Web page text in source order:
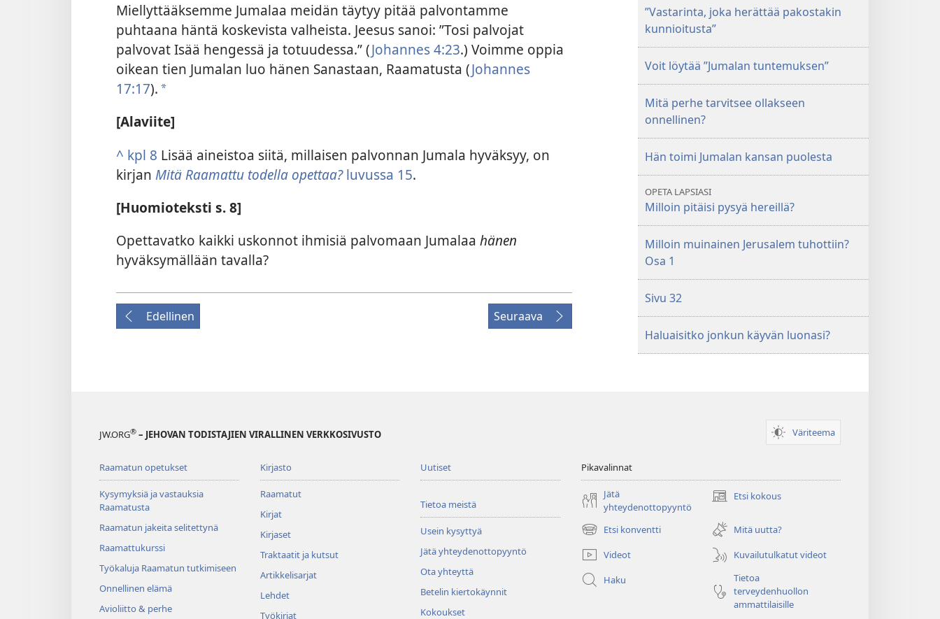
Miellyttääksemme Jumalaa meidän täytyy pitää palvontamme
puhtaana häntä koskevista valheista. Jeesus sanoi: ”Tosi palvojat
palvovat Isää hengessä ja totuudessa.” (Johannes 4:23.) Voimme oppia
oikean tien Jumalan luo hänen Sanastaan, Raamatusta (Johannes
17:17). *
[Alaviite]
^ kpl 8 Lisää aineistoa siitä, millaisen palvonnan Jumala hyväksyy, on
kirjan Mitä Raamattu todella opettaa?luvussa 15.
[Huomioteksti s. 8]
Opettavatko kaikki uskonnot ihmisiä palvomaan Jumalaa hänen
hyväksymällään tavalla?
Edellinen Seuraava
”Vastarinta, joka herättää pakostakin
kunnioitusta”
Voit löytää ”Jumalan tuntemuksen”
Mitä perhe tarvitsee ollakseen
onnellinen?
Hän toimi Jumalan kansan puolesta
OPETA LAPSIASI
Milloin pitäisi pysyä hereillä?
Milloin muinainen Jerusalem tuhottiin?
Osa 1
Sivu 32
Haluaisitko jonkun käyvän luonasi?
JW.ORG® – JEHOVAN TODISTAJIEN VIRALLINEN VERKKOSIVUSTO Väriteema
Raamatun opetukset
Kysymyksiä ja vastauksia
Raamatusta
Raamatun jakeita selitettynä
Raamattukurssi
Työkaluja Raamatun tutkimiseen
Onnellinen elämä
Avioliitto & perhe
Kirjasto
Raamatut
Kirjat
Kirjaset
Traktaatit ja kutsut
Artikkelisarjat
Lehdet
Työkirjat
Uutiset
Tietoa meistä
Usein kysyttyä
Jätä yhteydenottopyyntö
Ota yhteyttä
Betelin kiertokäynnit
Kokoukset
Pikavalinnat
Jätä
yhteydenottopyyntö
Etsi kokous
(avaa
ikkunan)
Etsi konventti
(avaa
uuden
ikkunan)
Mitä uutta?
Videot
Kuvailutulkatut videot
Haku
Tietoa
terveydenhuollon
ammattilaisille